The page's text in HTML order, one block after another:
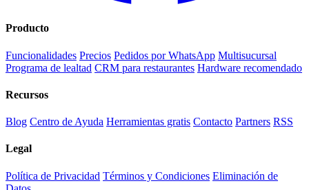
Producto
Funcionalidades Precios Pedidos por WhatsApp Multisucursal
Programa de lealtad CRM para restaurantes Hardware recomendado
Recursos
Blog Centro de Ayuda Herramientas gratis Contacto Partners RSS
Legal
Política de Privacidad Términos y Condiciones Eliminación de